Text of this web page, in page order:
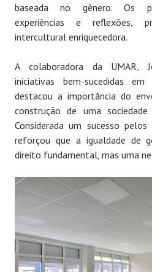
baseada no gênero. Os
experiências e reflexões,
intercultural enriquecedora.
A colaboradora da UMAR,
iniciativas bem-sucedidas
destacou a importância do
construção de uma
Considerada um sucesso
reforçou que a igualdade de
direito fundamental, mas uma